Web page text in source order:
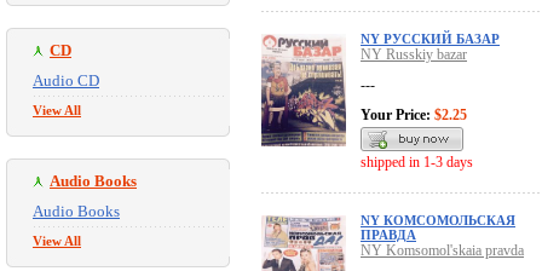
CD
Audio CD
View All
Audio Books
Audio Books
View All
NY РУССКИЙ БАЗАР
NY Russkiy bazar
---
Your Price: $2.25
shipped in 1-3 days
NY КОМСОМОЛЬСКАЯ
ПРАВДА
NY Komsomol'skaia pravda